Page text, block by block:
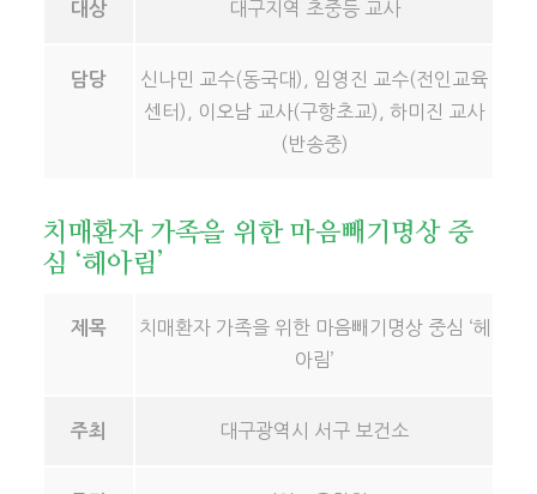
대상 대구지역 초중등 교사
담당
신나민 교수(동국대), 임영진 교수(전인교육
센터), 이오남 교사(구항초교), 하미진 교사
(반송중)
치매환자 가족을 위한 마음빼기명상 중
심 ‘헤아림’
제목
치매환자 가족을 위한 마음빼기명상 중심 ‘헤
아림’
주최 대구광역시 서구 보건소